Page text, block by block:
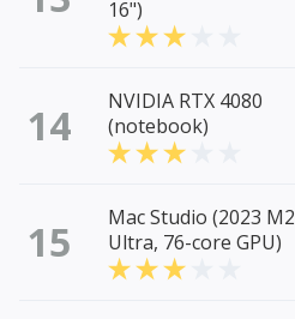
16")
14
NVIDIA RTX 4080
(notebook)
15
Mac Studio (2023 M2
Ultra, 76-core GPU)